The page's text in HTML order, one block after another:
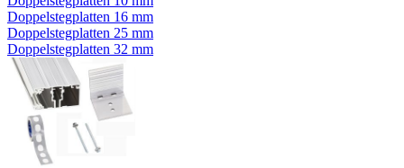
Doppelstegplatten 16 mm
Doppelstegplatten 25 mm
Doppelstegplatten 32 mm